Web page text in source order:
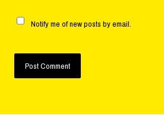
Notify me of new posts by email.